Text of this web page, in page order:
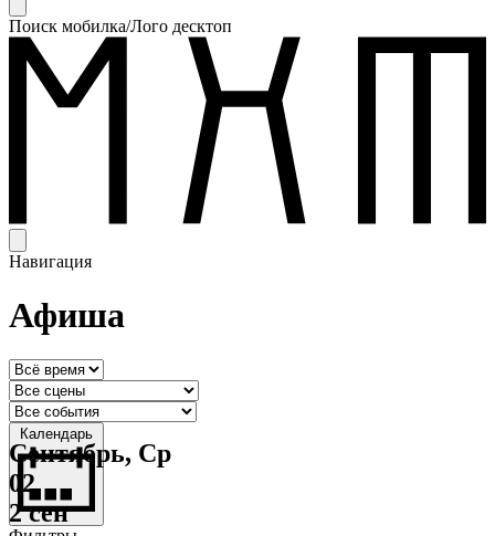
Поиск мобилка/Лого десктоп
Навигация
Афиша
Календарь
Сентябрь, Ср
02
2 сен